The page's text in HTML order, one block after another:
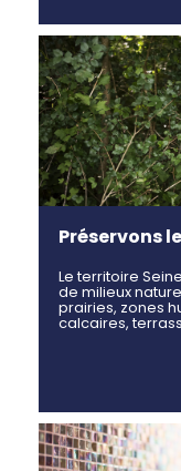
Préservons
Le territoire
de milieux
prairies, zones
calcaires,